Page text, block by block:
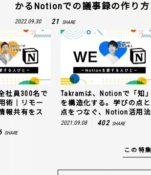
かるNotionでの議事録の作り方
2022.09.30 21 SHARE
社員300名で
術｜リモー
報共有をス
SHARE
Takramは、Notionで「知」
を構造化する。学びの点と
点をつなぐ、Notion活用法
2021.09.08 402 SHARE
この特